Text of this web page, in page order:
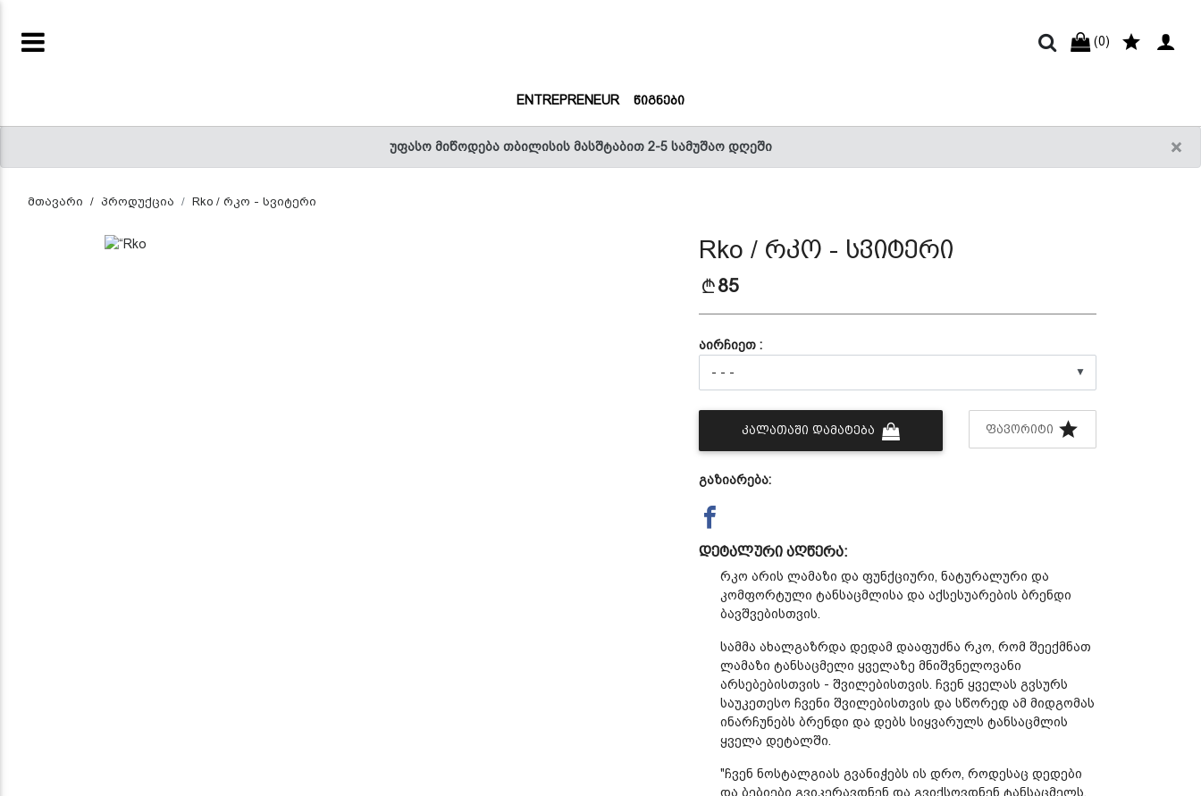
×
უფასო მიწოდება თბილისის მასშტაბით 2-5 სამუშაო დღეში
ᲬᲘᲒᲜᲔᲑᲘ
(CURRENT)
(0)
ENTREPRENEUR(CURRENT)
ᲬᲘᲒᲜᲔᲑᲘ(CURRENT)
მთავარი პროდუქცია Rko / რკო - სვიტერი
Rko / რკო - სვიტერი
85
აირჩიეთ :
▼
ᲙᲐᲚᲐᲗᲐᲨᲘ ᲓᲐᲛᲐᲢᲔᲑᲐ ᲤᲐᲕᲝᲠᲘᲢᲘ
გაზიარება:
დეტალური აღწერა:
რკო არის ლამაზი და ფუნქციური, ნატურალური და
კომფორტული ტანსაცმლისა და აქსესუარების ბრენდი
ბავშვებისთვის.
სამმა ახალგაზრდა დედამ დააფუძნა რკო, რომ შეექმნათ
ლამაზი ტანსაცმელი ყველაზე მნიშვნელოვანი
არსებებისთვის - შვილებისთვის. ჩვენ ყველას გვსურს
საუკეთესო ჩვენი შვილებისთვის და სწორედ ამ მიდგომას
ინარჩუნებს ბრენდი და დებს სიყვარულს ტანსაცმლის
ყველა დეტალში.
"ჩვენ ნოსტალგიას გვანიჭებს ის დრო, როდესაც დედები
და ბებიები გვიკერავდნენ და გვიქსოვდნენ ტანსაცმელს,